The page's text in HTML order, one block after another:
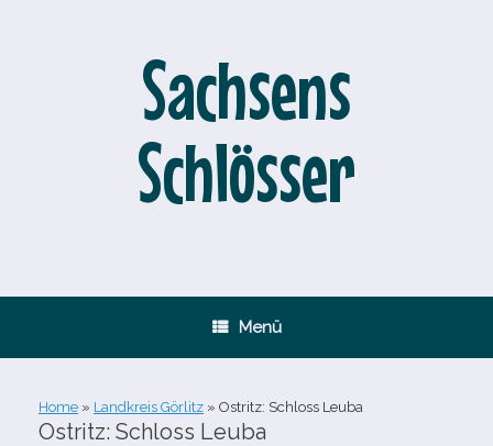
Sachsens
Schlösser
Menü
Home » Landkreis Görlitz » Ostritz: Schloss Leuba
Ostritz: Schloss Leuba